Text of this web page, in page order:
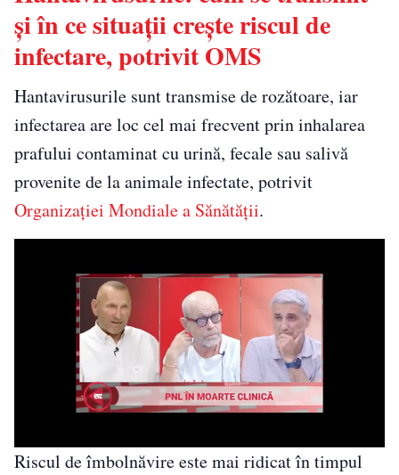
și în ce situații crește riscul de
infectare, potrivit OMS
Hantavirusurile sunt transmise de rozătoare, iar
infectarea are loc cel mai frecvent prin inhalarea
prafului contaminat cu urină, fecale sau salivă
provenite de la animale infectate, potrivit
Organizației Mondiale a Sănătății.
Riscul de îmbolnăvire este mai ridicat în timpul